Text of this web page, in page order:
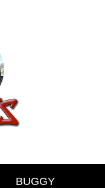
BUGGY